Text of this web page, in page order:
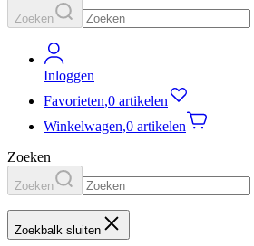
Zoeken
Inloggen
Favorieten,0 artikelen
Winkelwagen,0 artikelen
Zoeken
Zoeken
Zoekbalk sluiten